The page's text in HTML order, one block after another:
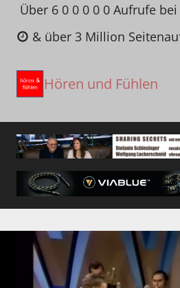
Zum
Inhalt
springen
Über 6 0 0 0 0 0 Aufrufe
& über 3 Million
Hören und Fühlen